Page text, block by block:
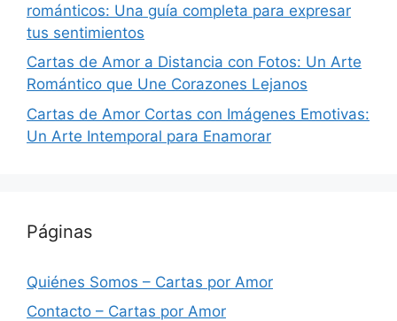
románticos: Una guía completa para expresar
tus sentimientos
Cartas de Amor a Distancia con Fotos: Un Arte
Romántico que Une Corazones Lejanos
Cartas de Amor Cortas con Imágenes Emotivas:
Un Arte Intemporal para Enamorar
Páginas
Quiénes Somos – Cartas por Amor
Contacto – Cartas por Amor